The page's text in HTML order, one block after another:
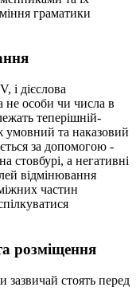
граматики
і дієслова
не особи чи числа в
теперішній-
умовний та наказовий
за допомогою -
стовбурі, а негативні
відмінювання
частин
розміщення
зазвичай стоять перед